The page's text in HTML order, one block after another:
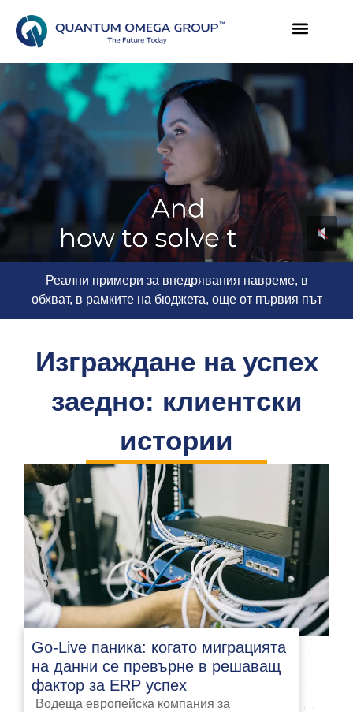
Реални примери за внедрявания навреме, в
обхват, в рамките на бюджета, още от първия път
Изграждане на успех
заедно: клиентски
истории
Go-Live паника: когато миграцията
на данни се превърне в решаващ
фактор за ERP успех
Водеща европейска компания за